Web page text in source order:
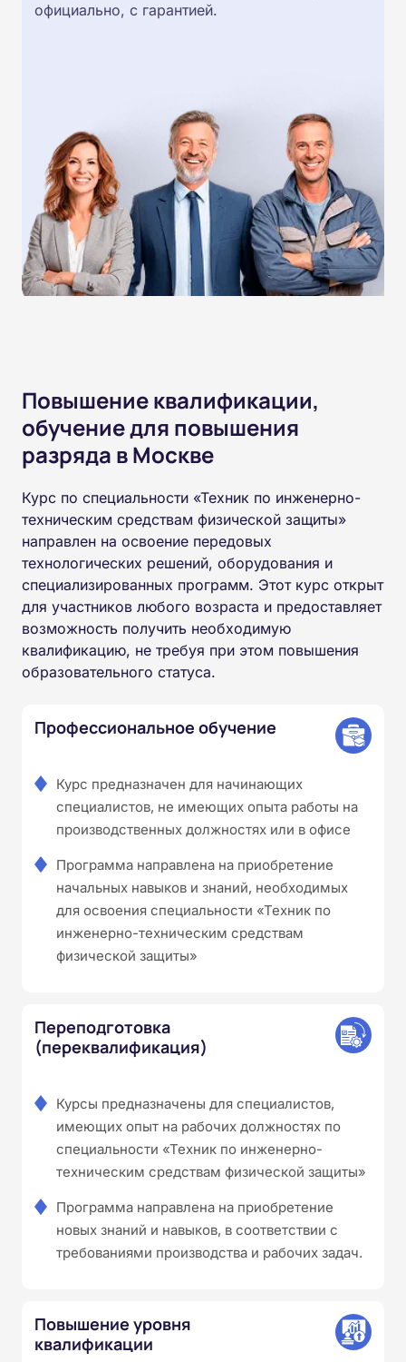
официально, с гарантией.
Повышение квалификации,
обучение для повышения
разряда в Москве
Курс по специальности «Техник по инженерно-
техническим средствам физической защиты»
направлен на освоение передовых
технологических решений, оборудования и
специализированных программ. Этот курс открыт
для участников любого возраста и предоставляет
возможность получить необходимую
квалификацию, не требуя при этом повышения
образовательного статуса.
Профессиональное обучение
Курс предназначен для начинающих
специалистов, не имеющих опыта работы на
производственных должностях или в офисе
Программа направлена на приобретение
начальных навыков и знаний, необходимых
для освоения специальности «Техник по
инженерно-техническим средствам
физической защиты»
Переподготовка
(переквалификация)
Курсы предназначены для специалистов,
имеющих опыт на рабочих должностях по
специальности «Техник по инженерно-
техническим средствам физической защиты»
Программа направлена на приобретение
новых знаний и навыков, в соответствии с
требованиями производства и рабочих задач.
Повышение уровня
квалификации